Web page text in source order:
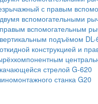
с правым
вспомогательными
вспомогательным
подъёмом DL-
конструкцией и
стрелой G-620
станка G20